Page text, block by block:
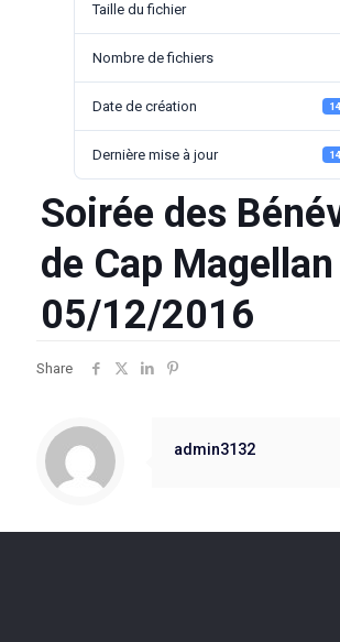
Taille du fichier
Nombre de fichiers
Date de création
Dernière mise à jour
Soirée des
de Cap
05/12/2016
Share
admin3132